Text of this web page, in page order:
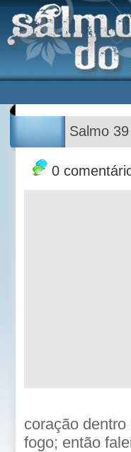
Salmo 39
0
coração
fogo; então